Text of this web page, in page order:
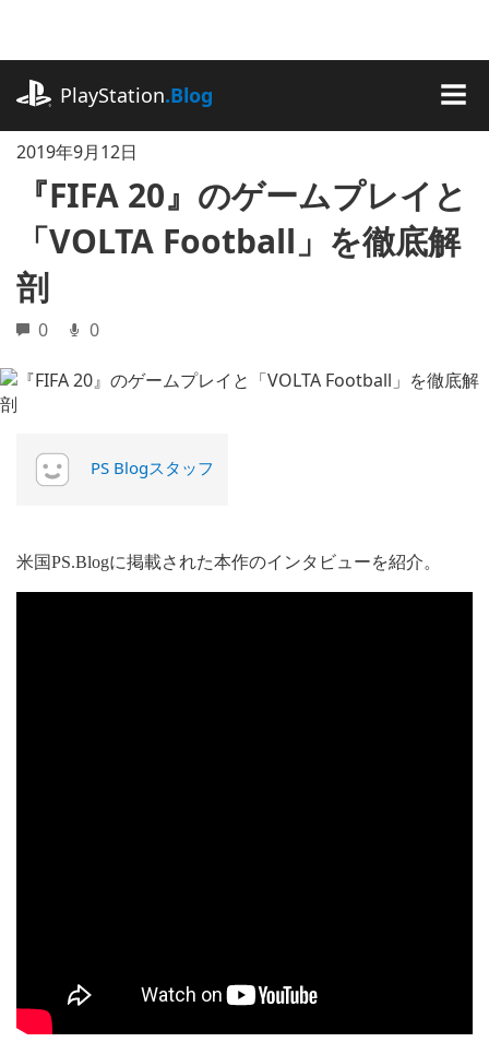
に
キ
ッ
プ
PlayStation.Blog
2019年9月12日
『FIFA 20』のゲームプレイと
「VOLTA Football」を徹底解
剖
0 0
PS Blogスタッフ
米国PS.Blogに掲載された本作のインタビューを紹介。